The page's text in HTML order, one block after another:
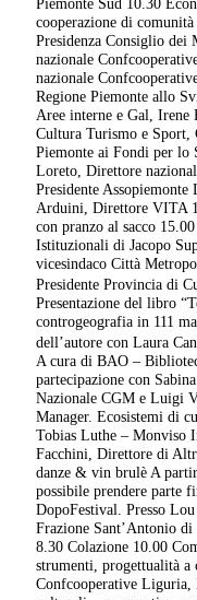
cooperazione di
Presidenza Consiglio
nazionale
nazionale
Regione Piemonte allo
Aree interne e Gal, Irene
Cultura Turismo e Sport,
Piemonte ai Fondi per lo
Loreto, Direttore
Presidente
Arduini, Direttore VITA
con pranzo al sacco
Istituzionali di Jacopo
vicesindaco Città
Presidente Provincia di
Presentazione del libro
controgeografia in 111
dell’autore con Laura
A cura di BAO –
partecipazione con
Nazionale CGM e Luigi
Manager. Ecosistemi di
Tobias Luthe – Monviso
Facchini, Direttore di
danze & vin brulè A
possibile prendere parte
DopoFestival. Presso
Frazione Sant’Antonio
8.30 Colazione 10.00
strumenti, progettualità a
Confcooperative